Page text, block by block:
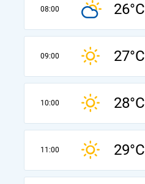
08:00 26°C
09:00 27°C
10:00 28°C
11:00 29°C